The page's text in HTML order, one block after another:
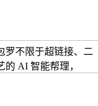
罗不限于超链接、二
AI 智能帮理，